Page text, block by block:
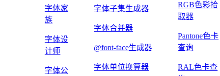
字体家
族
字体设
计师
字体公
字体子集生成器
字体合并器
@font-face生成器
字体单位换算器
RGB色彩拾
取器
Pantone色卡
查询
RAL色卡查